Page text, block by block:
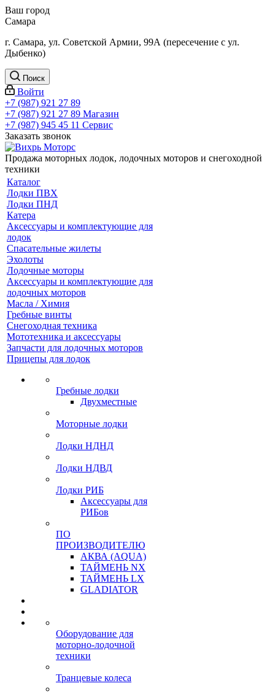
Ваш город
Самара
г. Самара, ул. Советской Армии, 99А (пересечение с ул.
Дыбенко)
Поиск
Войти
+7 (987) 921 27 89
+7 (987) 921 27 89 Магазин
+7 (987) 945 45 11 Сервис
Заказать звонок
Продажа моторных лодок, лодочных моторов и снегоходной
техники
Каталог
Лодки ПВХ
Лодки ПНД
Катера
Аксессуары и комплектующие для
лодок
Спасательные жилеты
Эхолоты
Лодочные моторы
Аксессуары и комплектующие для
лодочных моторов
Масла / Химия
Гребные винты
Снегоходная техника
Мототехника и аксессуары
Запчасти для лодочных моторов
Прицепы для лодок
Гребные лодки
Двухместные
Моторные лодки
Лодки НДНД
Лодки НДВД
Лодки РИБ
Аксессуары для
РИБов
ПО
ПРОИЗВОДИТЕЛЮ
АКВА (AQUA)
ТАЙМЕНЬ NX
ТАЙМЕНЬ LX
GLADIATOR
Оборудование для
моторно-лодочной
техники
Транцевые колеса